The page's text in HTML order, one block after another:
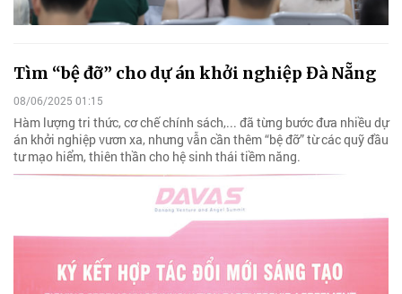
Tìm “bệ đỡ” cho dự án khởi nghiệp Đà Nẵng
08/06/2025 01:15
Hàm lượng tri thức, cơ chế chính sách,... đã từng bước đưa nhiều dự
án khởi nghiệp vươn xa, nhưng vẫn cần thêm “bệ đỡ” từ các quỹ đầu
tư mạo hiểm, thiên thần cho hệ sinh thái tiềm năng.